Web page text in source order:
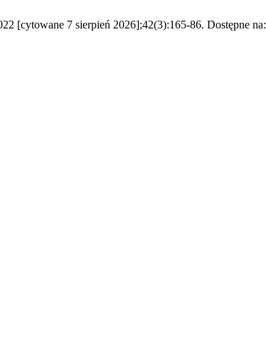
[cytowane 7 sierpień 2026];42(3):165-86. Dostępne na: